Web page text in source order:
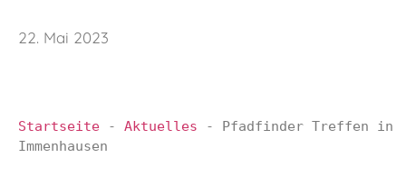
22. Mai 2023
Startseite - Aktuelles - Pfadfinder Treffen in
Immenhausen